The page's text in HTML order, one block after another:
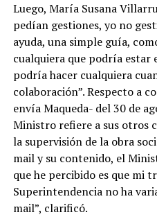
Luego, María Susana
pedían gestiones, yo no
ayuda, una simple guía,
cualquiera que podría estar
podría hacer cualquiera
colaboración”. Respecto a
envía Maqueda- del 30 de
Ministro refiere a sus otros
la supervisión de la obra
mail y su contenido, el
que he percibido es que mi
Superintendencia no ha
mail”, clarificó.